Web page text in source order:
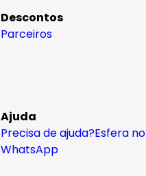
Descontos
Parceiros
Ajuda
Precisa de ajuda?Esfera no
WhatsApp